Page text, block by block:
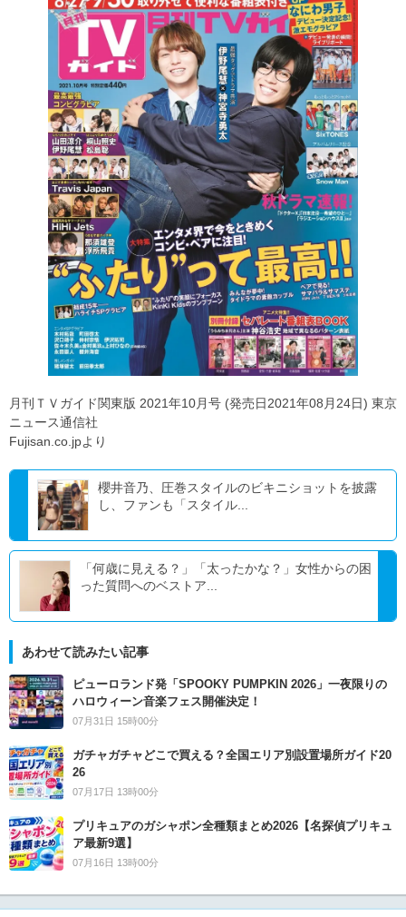
月刊ＴＶガイド関東版 2021年10月号 (発売日2021年08月24日) 東京
ニュース通信社
Fujisan.co.jpより
櫻井音乃、圧巻スタイルのビキニショットを披露
し、ファンも「スタイル...
「何歳に見える？」「太ったかな？」女性からの困
った質問へのベストア...
あわせて読みたい記事
ピューロランド発「SPOOKY PUMPKIN 2026」一夜限りの
ハロウィーン音楽フェス開催決定！
07月31日 15時00分
ガチャガチャどこで買える？全国エリア別設置場所ガイド20
26
07月17日 13時00分
プリキュアのガシャポン全種類まとめ2026【名探偵プリキュ
ア最新9選】
07月16日 13時00分